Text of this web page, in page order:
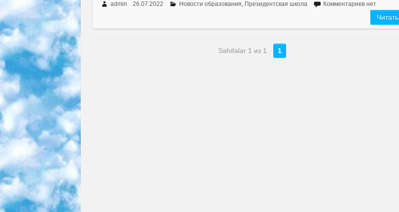
admin 26.07.2022 Новости образования, Президентская школа Комментариев нет
Читать
Sahifalar 1 из 1 1